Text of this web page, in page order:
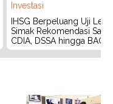
Investasi
IHSG Berpeluang Uji
Simak Rekomendasi
CDIA, DSSA hingga BACH